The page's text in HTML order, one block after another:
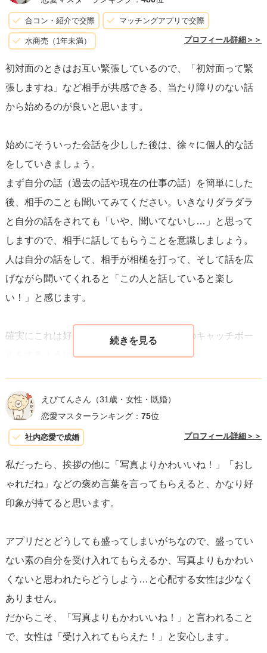
いをします。
会えて嬉しい事よりも、こちらへの気遣いと時間を割いて
来てくれたことへの感謝をしてくださる方は皆様紳士的で
大人の余裕があって素敵だなと感じ、好印象でした。
今度は悪いなと思ったものをお話しします。
「写真も可愛かったけど、実際会うともっと可愛いね！」
どちらもNGです。20代に言われても不快には思いません
が、人生経験豊富な年上の方からこのような発言が飛び出
すと申し訳ないですが少しがっかりします。歳の差がある
と尚更そう感じます。
また、「ここまで満員電車で座れなくて疲れた」など、苦
労して来た感じは出さないようにしましょう。
あえて言うなら「今日は貴女に会える日だから、普段なら
大切なのは、ご年齢相応の紳士さを見せる事です。
素敵な出会いがあると良いですね。
応援しています！
合コン・紹介で交際 マッチングアプリで交際
水商売（1年未満） プロフィール詳細＞＞
初対面のときはお互い緊張しているので、「初対面って緊
張しますね」など相手が共感できる、当たり障りのない話
から始めるのが良いと思います。
始めにそういった会話を少しした後は、徐々に個人的な話
をしていきましょう。
まず自分の話（過去の話や現在の仕事の話）を簡単にした
後、相手のことも聞いてみてください。いきなりダラダラ
と自分の話をされても「いや、聞いてないし…」と思って
しますので、相手に話してもらうことを意識しましょう。
人は自分の話をして、相手が相槌を打って、そして話を広
げながら聞いてくれると「この人と話していると楽し
い！」と感じます。
確実にこれは好印象になりますので、会話のキャッチボー
ルをするように心掛けましょう。
NGワードについては、自分の自慢話は控えましょう。自慢
話を聞いていて好印象を抱く人はあまりいません。
また、相手の話を否定することも避けたほうが良いです。
味方になってくれる方だ、と思えます。
いずれにしても、対等に会話ができたら好印象につながり
えびてんさん （31歳・女性・既婚）
恋愛マスターランキング： 75位
社内恋愛で成婚 プロフィール詳細＞＞
私だったら、挨拶の他に「写真よりかわいいね！」「おし
ゃれだね」などの褒め言葉を言ってもらえると、かなり好
印象が持てると思います。
アプリだとどうしても盛ってしまいがちなので、盛ってい
ない素の自分を受け入れてもらえるか、写真よりもかわい
くないと思われたらどうしよう…と心配する女性は少なく
ありません。
だからこそ、「写真よりもかわいいね！」と言われること
で、女性は「受け入れてもらえた！」と安心します。